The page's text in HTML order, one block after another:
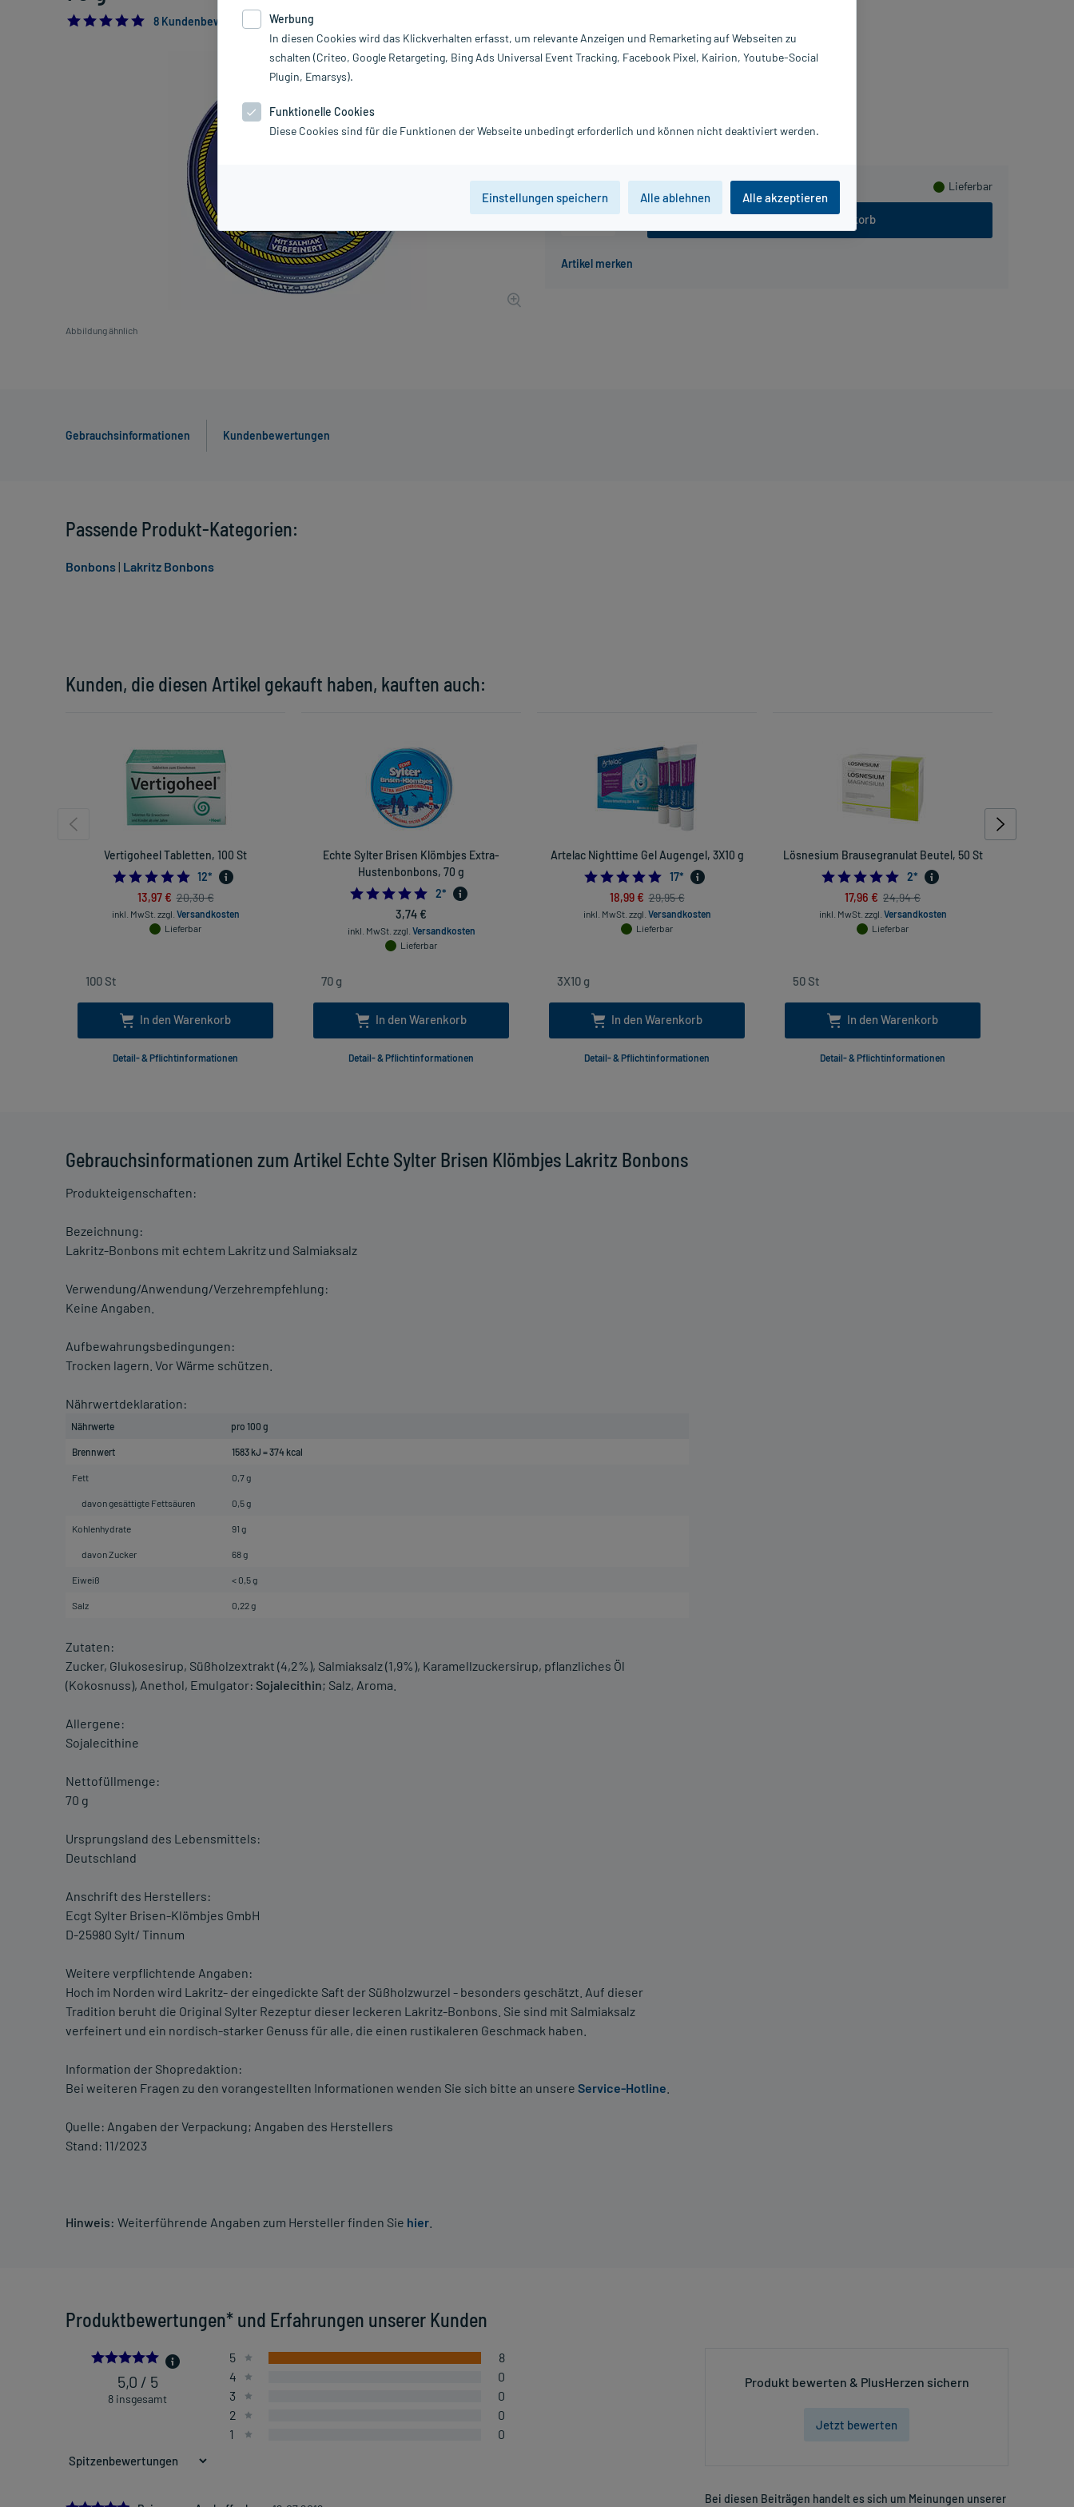
5.0
8 Kundenbewertungen*
Abbildung ähnlich
inkl. MwSt. zzgl. Versandkosten
Lieferbar
In den Warenkorb
PZN:
00253451
Hersteller:
sanotact GmbH
Gebrauchsinformationen Kundenbewertungen
Gebrauchsinformationen zum Artikel Echte Sylter Brisen Klömbjes Lakritz Bonbons
Produkteigenschaften:
Bezeichnung:
Lakritz-Bonbons mit echtem Lakritz und Salmiaksalz
Verwendung/Anwendung/Verzehrempfehlung:
Keine Angaben.
Aufbewahrungsbedingungen:
Trocken lagern. Vor Wärme schützen.
Nährwertdeklaration:
Nährwerte pro 100 g
Brennwert 1583 kJ = 374 kcal
Fett 0,7 g
davon gesättigte Fettsäuren 0,5 g
Kohlenhydrate 91 g
davon Zucker 68 g
Eiweiß < 0,5 g
Salz 0,22 g
Zutaten:
Zucker, Glukosesirup, Süßholzextrakt (4,2%), Salmiaksalz (1,9%), Karamellzuckersirup, pflanzliches Öl
(Kokosnuss), Anethol, Emulgator: Sojalecithin; Salz, Aroma.
Allergene:
Sojalecithine
Nettofüllmenge:
70 g
Ursprungsland des Lebensmittels:
Deutschland
Anschrift des Herstellers:
Ecgt Sylter Brisen-Klömbjes GmbH
D-25980 Sylt/ Tinnum
Weitere verpflichtende Angaben:
Hoch im Norden wird Lakritz- der eingedickte Saft der Süßholzwurzel - besonders geschätzt. Auf dieser
Tradition beruht die Original Sylter Rezeptur dieser leckeren Lakritz-Bonbons. Sie sind mit Salmiaksalz
verfeinert und ein nordisch-starker Genuss für alle, die einen rustikaleren Geschmack haben.
Information der Shopredaktion:
Bei weiteren Fragen zu den vorangestellten Informationen wenden Sie sich bitte an unsere Service-Hotline
Quelle: Angaben der Verpackung; Angaben des Herstellers
Stand: 11/2023
Hinweis: Weiterführende Angaben zum Hersteller finden Sie hier
Produktbewertungen* und Erfahrungen unserer Kunden
5.0
5,0 / 5
8 insgesamt
5
8
4
0
3
0
2
0
1
0
Produkt bewerten & PlusHerzen sichern
Jetzt bewerten
Bei diesen Beiträgen handelt es sich um Meinungen unserer
Kunden, die diesen Artikel gekauft haben, kauften auch:
Vertigoheel Tabletten, 100 St
4.75
12*
13,97 € 20,30 €
inkl. MwSt. zzgl. Versandkosten
Lieferbar
In den Warenkorb
Detail- & Pflichtinformationen
Echte Sylter Brisen Klömbjes Extra-
Hustenbonbons, 70 g
5.0
2*
3,74 €
inkl. MwSt. zzgl. Versandkosten
Lieferbar
In den Warenkorb
Detail- & Pflichtinformationen
Artelac Nighttime Gel Augengel, 3X10 g
5.0
17*
18,99 € 29,95 €
inkl. MwSt. zzgl. Versandkosten
Lieferbar
In den Warenkorb
Detail- & Pflichtinformationen
Lösnesium Brausegranulat Beutel, 50 St
5.0
2*
17,96 € 24,94 €
inkl. MwSt. zzgl. Versandkosten
Lieferbar
In den Warenkorb
Detail- & Pflichtinformationen
Passende Produkt-Kategorien:
Bonbons| Lakritz Bonbons
Werbung
In diesen Cookies wird das Klickverhalten erfasst, um relevante Anzeigen und Remarketing auf Webseiten zu
schalten (Criteo, Google Retargeting, Bing Ads Universal Event Tracking, Facebook Pixel, Kairion, Youtube-Social
Plugin, Emarsys).
Funktionelle Cookies
Diese Cookies sind für die Funktionen der Webseite unbedingt erforderlich und können nicht deaktiviert werden.
Einstellungen speichern Alle ablehnen Alle akzeptieren